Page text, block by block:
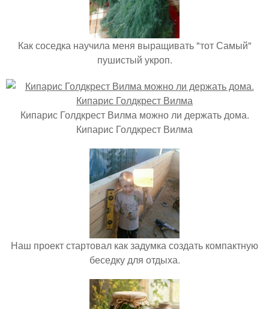
Как соседка научила меня выращивать "тот Самый"
пушистый укроп.
Кипарис Голдкрест Вилма можно ли держать дома.
Кипарис Голдкрест Вилма
Наш проект стартовал как задумка создать компактную
беседку для отдыха.